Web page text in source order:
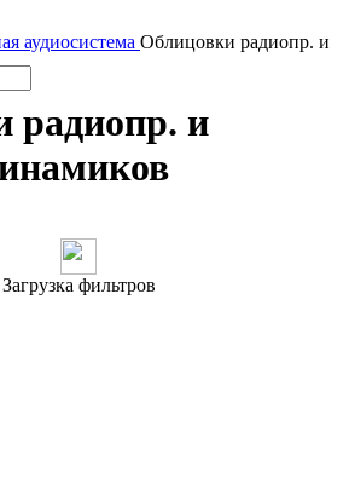
аудиосистема Облицовки радиопр. и
радиопр. и
Загрузка фильтров